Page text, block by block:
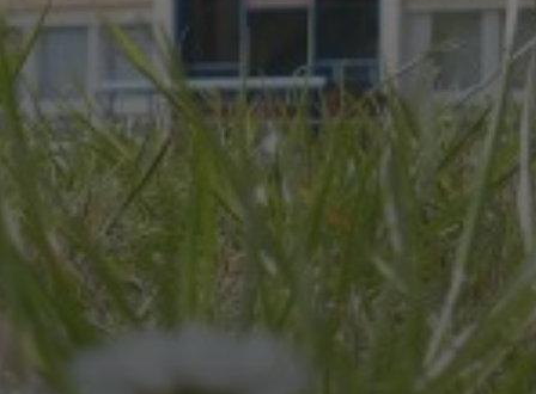
JULI 8, 2026
UNSER SCHUL-/SPORTFEST
2026